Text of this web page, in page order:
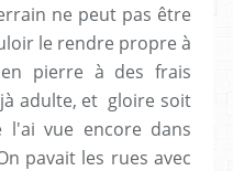
ne peut pas être
le rendre propre à
pierre à des frais
adulte, et gloire soit
l'ai vue encore dans
pavait les rues avec